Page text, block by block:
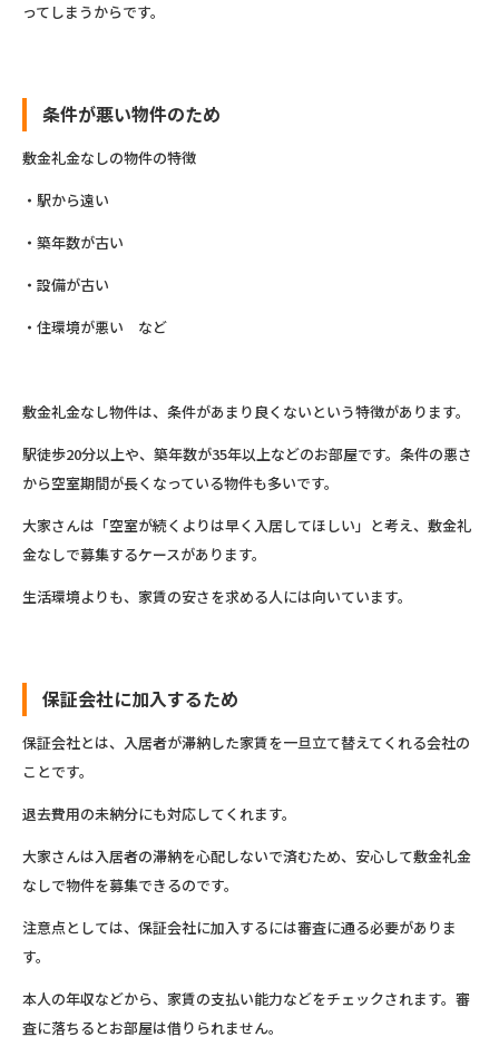
ってしまうからです。
条件が悪い物件のため
敷金礼金なしの物件の特徴
・駅から遠い
・築年数が古い
・設備が古い
・住環境が悪い など
敷金礼金なし物件は、条件があまり良くないという特徴があります。
駅徒歩20分以上や、築年数が35年以上などのお部屋です。条件の悪さ
から空室期間が長くなっている物件も多いです。
大家さんは「空室が続くよりは早く入居してほしい」と考え、敷金礼
金なしで募集するケースがあります。
生活環境よりも、家賃の安さを求める人には向いています。
保証会社に加入するため
保証会社とは、入居者が滞納した家賃を一旦立て替えてくれる会社の
ことです。
退去費用の未納分にも対応してくれます。
大家さんは入居者の滞納を心配しないで済むため、安心して敷金礼金
なしで物件を募集できるのです。
注意点としては、保証会社に加入するには審査に通る必要がありま
す。
本人の年収などから、家賃の支払い能力などをチェックされます。審
査に落ちるとお部屋は借りられません。